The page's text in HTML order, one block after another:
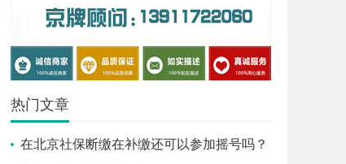
热门文章
在北京社保断缴在补缴还可以参加摇号吗？